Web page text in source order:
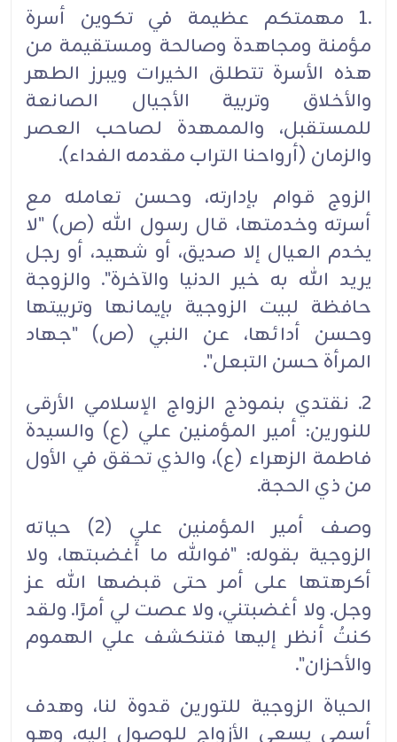
.1 مهمتكم عظيمة في تكوين أسرة
مؤمنة ومجاهدة وصالحة ومستقيمة من
هذه الأسرة تتطلق الخيرات ويبرز الطهر
والأخلاق وتربية الأجيال الصانعة
للمستقبل، والممهدة لصاحب العصر
والزمان (أرواحنا التراب مقدمه الفداء).
الزوج قوام بإدارته، وحسن تعامله مع
أسرته وخدمتها، قال رسول الله (ص) "لا
يخدم العيال إلا صديق، أو شهيد، أو رجل
يريد الله به خير الدنيا والآخرة". والزوجة
حافظة لبيت الزوجية بإيمانها وتربيتها
وحسن أدائها، عن النبي (ص) "جهاد
المرأة حسن التبعل".
2. نقتدي بنموذج الزواج الإسلامي الأرقى
للنورين: أمير المؤمنين علي (ع) والسيدة
فاطمة الزهراء (ع)، والذي تحقق في الأول
من ذي الحجة.
وصف أمير المؤمنين علي (2) حياته
الزوجية بقوله: "فوالله ما أغضبتها، ولا
أكرهتها على أمر حتى قبضها الله عز
وجل. ولا أغضبتني، ولا عصت لي أمرًا. ولقد
كنتُ أنظر إليها فتنكشف علي الهموم
والأحزان".
الحياة الزوجية للتورين قدوة لنا، وهدف
أسمى يسعى الأزواج للوصول إليه، وهو